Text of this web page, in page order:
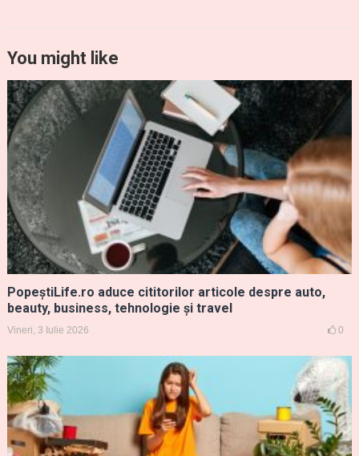
You might like
PopeștiLife.ro aduce cititorilor articole despre auto,
beauty, business, tehnologie și travel
Vineri, 3 Iulie 2026 0